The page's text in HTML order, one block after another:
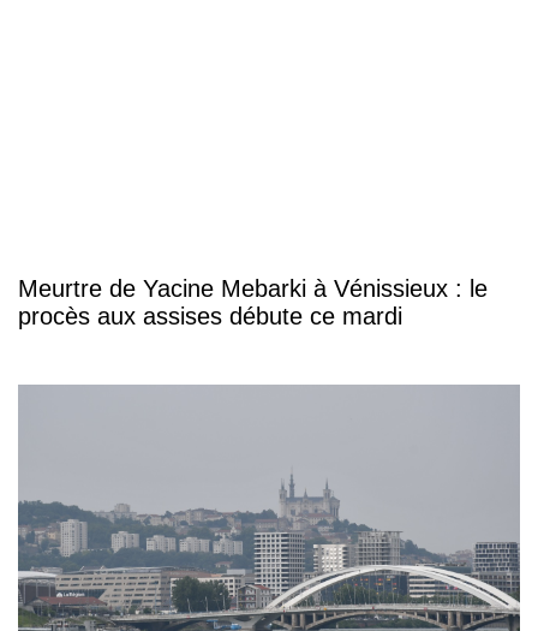
Meurtre de Yacine Mebarki à Vénissieux : le
procès aux assises débute ce mardi